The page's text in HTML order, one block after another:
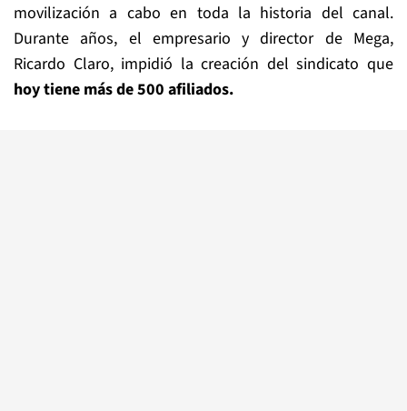
movilización a cabo en toda la historia del canal.
Durante años, el empresario y director de Mega,
Ricardo Claro, impidió la creación del sindicato que
hoy tiene más de 500 afiliados.